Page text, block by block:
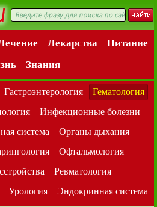
Лекарства
Питание
Знания
Гастроэнтерология
Гематология
Инфекционные болезни
система
Органы дыхания
Офтальмология
Ревматология
Урология Эндокринная система